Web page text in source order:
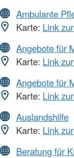
Ambulante
Karte: Link
Angebote für
Karte: Link
Angebote für
Karte: Link
Auslandshilfe
Karte: Link
Beratung für